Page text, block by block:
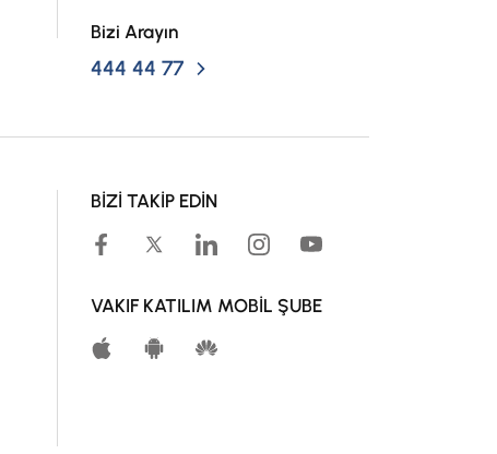
Bizi Arayın
444 44 77
BİZİ TAKİP EDİN
VAKIF KATILIM MOBİL ŞUBE